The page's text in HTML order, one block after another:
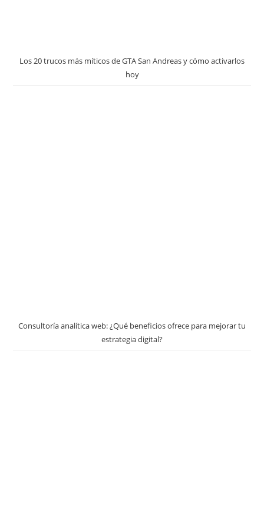
Los 20 trucos más míticos de GTA San Andreas y cómo activarlos
hoy
Consultoría analítica web: ¿Qué beneficios ofrece para mejorar tu
estrategia digital?